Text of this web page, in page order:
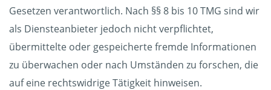
Gesetzen verantwortlich. Nach §§ 8 bis 10 TMG sind wir
als Diensteanbieter jedoch nicht verpflichtet,
übermittelte oder gespeicherte fremde Informationen
zu überwachen oder nach Umständen zu forschen, die
auf eine rechtswidrige Tätigkeit hinweisen.